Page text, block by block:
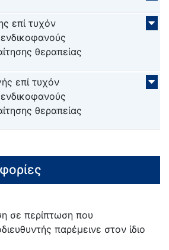
επί τυχόν
θεραπείας
επί τυχόν
θεραπείας
σε περίπτωση που
παρέμεινε στον ίδιο